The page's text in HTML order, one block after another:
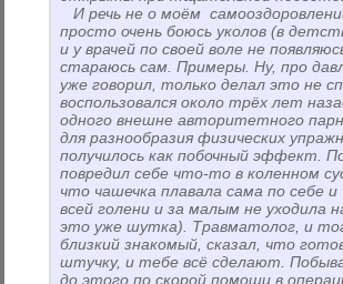
И речь не о моём
просто очень боюсь уколов (в
и у врачей по своей воле не
стараюсь сам. Примеры. Ну, про
уже говорил, только делал это не
воспользовался около трёх лет
одного внешне авторитетного
для разнообразия физических
получилось как побочный эффект.
повредил себе что-то в коленном
что чашечка плавала сама по себе
всей голени и за малым не уходила
это уже шутка). Травматолог, и
близкий знакомый, сказал, что
штучку, и тебе всё сделают.
до этого по скорой помощи в